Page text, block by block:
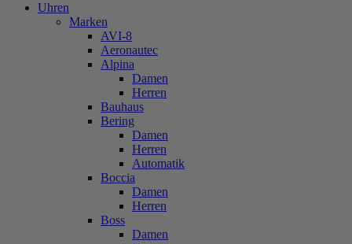
Uhren
Marken
AVI-8
Aeronautec
Alpina
Damen
Herren
Bauhaus
Bering
Damen
Herren
Automatik
Boccia
Damen
Herren
Boss
Damen